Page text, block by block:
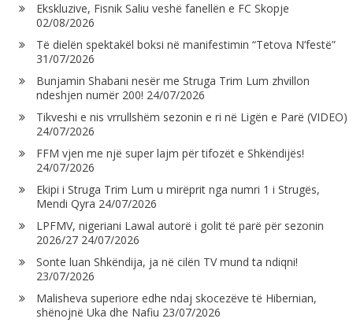
Ekskluzive, Fisnik Saliu veshë fanellën e FC Skopje
02/08/2026
Të dielën spektakël boksi në manifestimin “Tetova N’festë”
31/07/2026
Bunjamin Shabani nesër me Struga Trim Lum zhvillon
ndeshjen numër 200! 24/07/2026
Tikveshi e nis vrrullshëm sezonin e ri në Ligën e Parë (VIDEO)
24/07/2026
FFM vjen me një super lajm për tifozët e Shkëndijës!
24/07/2026
Ekipi i Struga Trim Lum u mirëprit nga numri 1 i Strugës,
Mendi Qyra 24/07/2026
LPFMV, nigeriani Lawal autorë i golit të parë për sezonin
2026/27 24/07/2026
Sonte luan Shkëndija, ja në cilën TV mund ta ndiqni!
23/07/2026
Malisheva superiore edhe ndaj skocezëve të Hibernian,
shënojnë Uka dhe Nafiu 23/07/2026